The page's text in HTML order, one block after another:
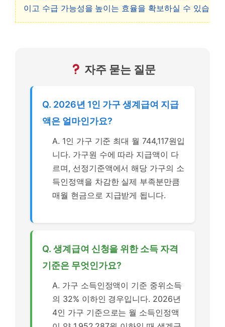
이고 수급 가능성을 높이는 효율을 확보하실 수 있습니
자주 묻는 질문
Q. 2026년 1인 가구 생계급여 지급
액은 얼마인가요?
A. 1인 가구 기준 최대 월 744,117원입
니다. 가구원 수에 따라 지급액이 다
르며, 선정기준액에서 해당 가구의 소
득인정액을 차감한 실제 부족분만큼
매월 현금으로 지급받게 됩니다.
Q. 생계급여 신청을 위한 소득 자격
기준은 무엇인가요?
A. 가구 소득인정액이 기준 중위소득
의 32% 이하인 경우입니다. 2026년
4인 가구 기준으로는 월 소득인정액